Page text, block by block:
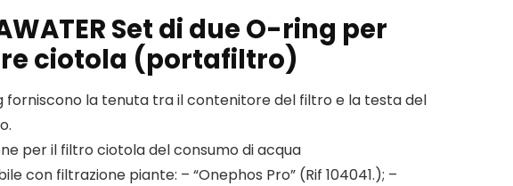
Set di due O-ring per
ciotola (portafiltro)
forniscono la tenuta tra il contenitore del filtro e la testa del
per il filtro ciotola del consumo di acqua
con filtrazione piante: – “Onephos Pro” (Rif 104041.); –